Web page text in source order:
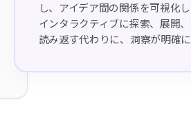
し、アイデア間の関係を可視化
インタラクティブに探索、展開
読み返す代わりに、洞察が明確